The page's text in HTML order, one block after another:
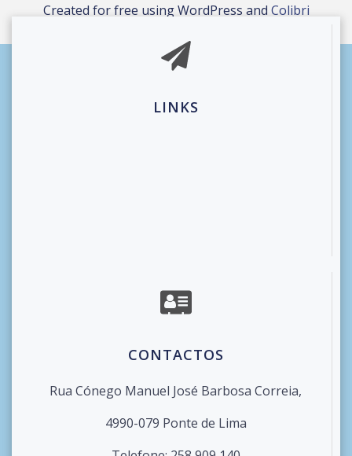
Created for free using WordPress andColibri
LINKS
CONTACTOS
Rua Cónego Manuel José Barbosa Correia,
4990-079 Ponte de Lima